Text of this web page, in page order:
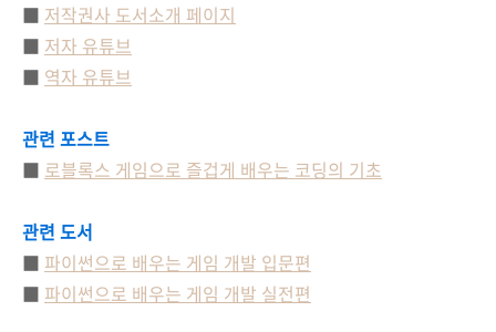
■ 저작권사 도서소개 페이지
■ 저자 유튜브
■ 역자 유튜브
관련 포스트
■ 로블록스 게임으로 즐겁게 배우는 코딩의 기초
관련 도서
■ 파이썬으로 배우는 게임 개발 입문편
■ 파이썬으로 배우는 게임 개발 실전편